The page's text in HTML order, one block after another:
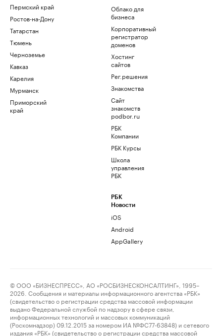
Пермский край
Ростов-на-Дону
Татарстан
Тюмень
Черноземье
Кавказ
Карелия
Мурманск
Приморский
край
Облако для
бизнеса
Корпоративный
регистратор
доменов
Хостинг
сайтов
Рег.решения
Знакомства
Сайт
знакомств
podbor.ru
РБК
Компании
РБК Курсы
Школа
управления
РБК
РБК
Новости
iOS
Android
AppGallery
© ООО «БИЗНЕСПРЕСС», АО «РОСБИЗНЕСКОНСАЛТИНГ», 1995–
2026. Сообщения и материалы информационного агентства «РБК»
(свидетельство о регистрации средства массовой информации
выдано Федеральной службой по надзору в сфере связи,
информационных технологий и массовых коммуникаций
(Роскомнадзор) 09.12.2015 за номером ИА №ФС77-63848) и сетевого
издания «РБК» (свидетельство о регистрации средства массовой